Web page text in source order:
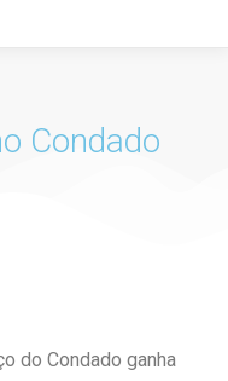
Condado
do Condado ganha